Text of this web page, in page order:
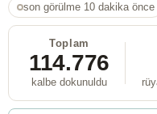
son görülme 10 dakika önce
Toplam
114.776
kalbe dokunuldu